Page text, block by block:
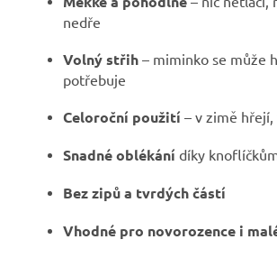
nedře
Volný střih – miminko se může
potřebuje
Celoroční použití – v zimě
Snadné oblékání díky
Bez zipů a tvrdých částí
Vhodné pro novorozence i